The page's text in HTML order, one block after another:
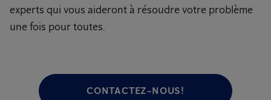
experts qui vous aideront à résoudre votre problème
une fois pour toutes.
CONTACTEZ-NOUS!